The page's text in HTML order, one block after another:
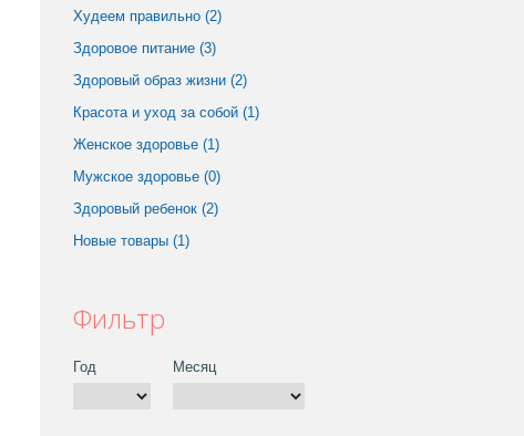
Худеем правильно (2)
Здоровое питание (3)
Здоровый образ жизни (2)
Красота и уход за собой (1)
Женское здоровье (1)
Мужское здоровье (0)
Здоровый ребенок (2)
Новые товары (1)
Фильтр
Год Месяц